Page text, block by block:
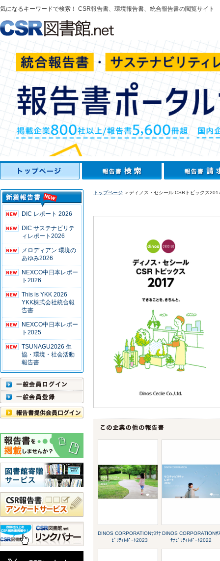
気になるキーワードで検索！ CSR報告書、環境報告書、統合報告書の閲覧サイト
DIC レポート 2026
DIC サステナビリテ
ィレポート2026
メロディアン 環境の
あゆみ2026
NEXCO中日本レポー
ト2026
This is YKK 2026
YKK株式会社統合報
告書
NEXCO中日本レポー
ト2025
TSUNAGU2026 生
協・環境・社会活動
報告書
トップページ ＞ディノス・セシール CSRトピックス
DINOS CORPORATIONｻｽﾃﾅ
ﾋﾞﾘﾃｨﾚﾎﾟｰﾄ2023
DINOS CORPORATIONｻｽ
ﾃﾅﾋﾞﾘﾃｨﾚﾎﾟｰﾄ2022